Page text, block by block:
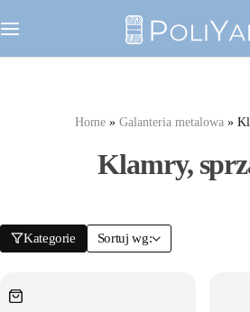
Home » Galanteria metalowa »
Klamry,
Kategorie Sortuj wg:
Zestawy z YouTube
Galanteria metalowa
Galanteria skórzana